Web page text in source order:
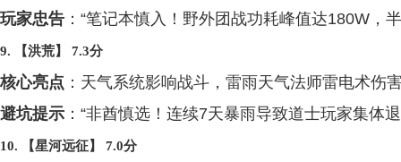
玩家忠告 ：“笔记本慎入！野外团战功耗峰值达180W，
9. 【洪荒】 7.3分
核心亮点 ：天气系统影响战斗，雷雨天气法师雷电术伤
避坑提示 ：“非酋慎选！连续7天暴雨导致道士玩家集体
10. 【星河远征】 7.0分